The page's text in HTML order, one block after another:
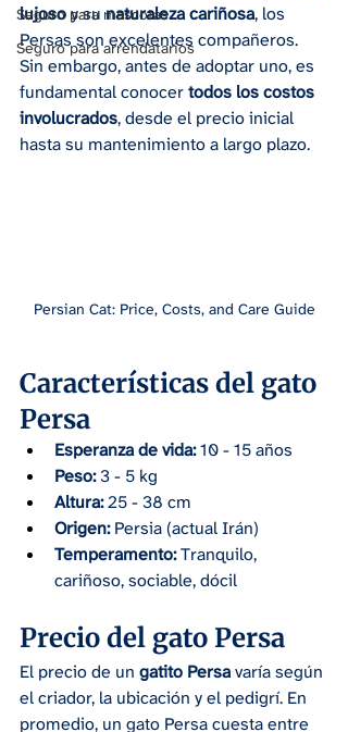
Seguro para mascotas
Seguro para arrendatarios
lujoso y su naturaleza cariñosa, los
Persas son excelentes compañeros.
Sin embargo, antes de adoptar uno, es
fundamental conocer todos los costos
involucrados, desde el precio inicial
hasta su mantenimiento a largo plazo.
Persian Cat: Price, Costs, and Care Guide
Características del gato
Persa
Esperanza de vida: 10 - 15 años
Peso: 3 - 5 kg
Altura: 25 - 38 cm
Origen: Persia (actual Irán)
Temperamento: Tranquilo,
cariñoso, sociable, dócil
Precio del gato Persa
El precio de un gatito Persa varía según
el criador, la ubicación y el pedigrí. En
promedio, un gato Persa cuesta entre